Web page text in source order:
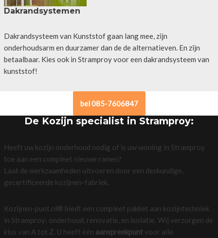
Dakrandsystemen
Dakrandsysteem van Kunststof gaan lang mee, zijn
onderhoudsarm en duurzamer dan de de alternatieven. En zijn
betaalbaar. Kies ook in Stramproy voor een dakrandsysteem van
kunststof!
bel 085-7606847
De Kozijn specialist in Stramproy:
Heeft uw kozijn onderhoud nodig of is uw woning in Stramproy
toe aan een compleet nieuwe ramen?
Laat de werkzaamheden uitvoeren door een deskundige,
gecertificeerde kozijnen-fabriek.
Kozijnen-punt.nl® biedt een compleet pakket aan kozijntechniek
in Stramproy: onderhoud, renovatie, en isolatie. Wij verzorgen de
klus van A tot Z. U heeft één aanspreekpuntvoor alle